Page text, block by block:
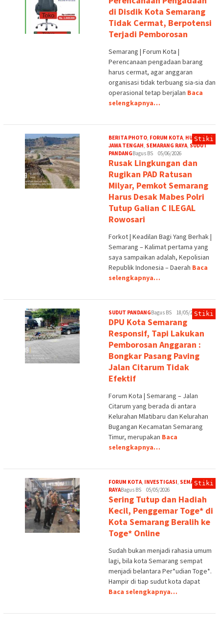
di Disdik Kota Semarang
Tidak Cermat, Berpotensi
Terjadi Pemborosan
Semarang | Forum Kota |
Perencanaan pengadaan barang
harus cermat, agar anggaran
organisasi tidak terbuang sia-sia dan
operasional tetap berjalan Baca
selengkapnya…
BERITA PHOTO, FORUM KOTA, HUKUM,
JAWA TENGAH, SEMARANG RAYA, SUDUT
PANDANGBagus BS 05/06/2026
Rusak Lingkungan dan
Rugikan PAD Ratusan
Milyar, Pemkot Semarang
Harus Desak Mabes Polri
Tutup Galian C ILEGAL
Rowosari
Forkot | Keadilan Bagi Yang Berhak |
Semarang – Kalimat pertama yang
saya sampaikan adalah, Kepolisian
Republik Indonesia – Daerah Baca
selengkapnya…
Stiki
SUDUT PANDANGBagus BS 18/05/2026
DPU Kota Semarang
Responsif, Tapi Lakukan
Pemborosan Anggaran :
Bongkar Pasang Paving
Jalan Citarum Tidak
Efektif
Forum Kota | Semarang – Jalan
Citarum yang berada di antara
Kelurahan Mlatibaru dan Kelurahan
Bugangan Kecamatan Semarang
Timur, merupakan Baca
selengkapnya…
Stiki
FORUM KOTA, INVESTIGASI, SEMARANG
RAYABagus BS 05/05/2026
Sering Tutup dan Hadiah
Kecil, Penggemar Toge* di
Kota Semarang Beralih ke
Toge* Online
Sudah bukan menjadi rahasia umum
lagi, bila kota Semarang sempat
menjadi belantara Per*udian Toge*.
Hampir di tiap sudut kota dapat
Baca selengkapnya…
Stiki